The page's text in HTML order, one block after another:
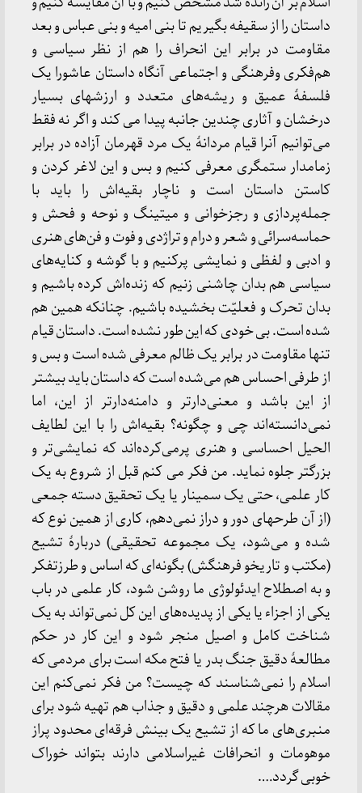
داستان را از سقیفه بگیریم تا بنی امیه و بنی عباس و بعد
مقاومت در برابر این انحراف را هم از نظر سیاسی و
هم‌فکری وفرهنگی و اجتماعی آنگاه داستان عاشورا یک
فلسفۀ عمیق و ریشه‌های متعدد و ارزشهای بسیار
درخشان و آثاری چندین جانبه پیدا می کند و اگر نه فقط
می‌توانیم آنرا قیام مردانۀ یک مرد قهرمان آزاده در برابر
زمامدار ستمگری معرفی کنیم و بس و این لاغر کردن و
کاستن داستان است و ناچار بقیه‌اش را باید با
جمله‌پردازی و رجزخوانی و میتینگ و نوحه و فحش و
حماسه‌سرائی و شعر و درام و تراژدی و فوت و فن‌های هنری
و ادبی و لفظی و نمایشی پرکنیم و با گوشه و کنایه‌های
سیاسی هم بدان چاشنی زنیم که زنده‌اش کرده باشیم و
بدان تحرک و فعلیّت بخشیده باشیم. چنانکه همین هم
شده است. بی خودی که این طور نشده است. داستان قیام
تنها مقاومت در برابر یک ظالم معرفی شده است و بس و
از طرفی احساس هم می‌شده است که داستان باید بیشتر
از این باشد و معنی‌دارتر و دامنه‌دارتر از این، اما
نمی‌دانسته‌اند چی و چگونه؟ بقیه‌اش را با این لطایف
الحیل احساسی و هنری پرمی‌کرده‌اند که نمایشی‌تر و
بزرگتر جلوه نماید. من فکر می کنم قبل از شروع به یک
کار علمی، حتی یک سمینار یا یک تحقیق دسته جمعی
(از آن طرحهای دور و دراز نمی‌دهم، کاری از همین نوع که
شده و می‌شود، یک مجموعه تحقیقی) دربارۀ تشیع
(مکتب و تاریخو فرهنگش) بگونه‌ای که اساس و طرزتفکر
و به اصطلاح ایدئولوژی ما روشن شود، کار علمی در باب
یکی از اجزاء یا یکی از پدیده‌های این کل نمی‌تواند به یک
شناخت کامل و اصیل منجر شود و این کار در حکم
مطالعۀ دقیق جنگ بدر یا فتح مکه است برای مردمی که
اسلام را نمی‌شناسند که چیست؟ من فکر نمی‌کنم این
مقالات هرچند علمی و دقیق و جذاب هم تهیه شود برای
منبری‌های ما که از تشیع یک بینش فرقه‌ای محدود پراز
موهومات و انحرافات غیراسلامی دارند بتواند خوراک
خوبی گردد….